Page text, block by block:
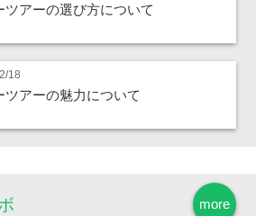
ツアーの選び方について
18
ツアーの魅力について
more